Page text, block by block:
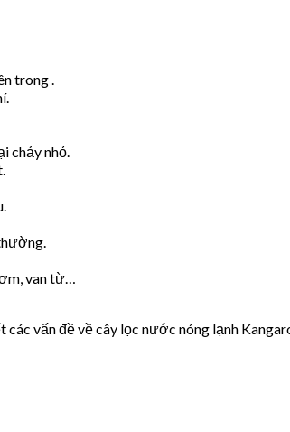
trong .
chảy nhỏ.
van từ…
vấn đề về cây lọc nước nóng lạnh